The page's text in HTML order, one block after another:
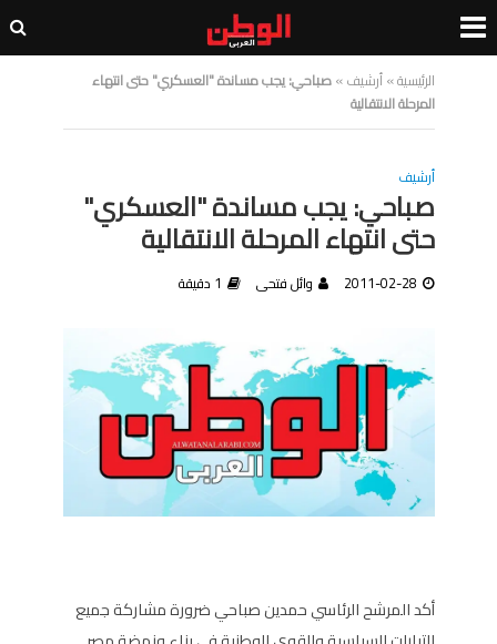
الرئيسية»أرشيف»صباحي: يجب مساندة "العسكري" حتى انتهاء
المرحلة الانتقالية
أرشيف
صباحي: يجب مساندة "العسكري"
حتى انتهاء المرحلة الانتقالية
2011-02-28 وائل فتحى 1 دقيقة
أكد المرشح الرئاسي حمدين صباحي ضرورة مشاركة جميع